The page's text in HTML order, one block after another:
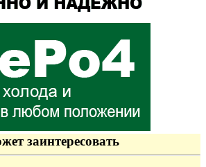
заинтересовать